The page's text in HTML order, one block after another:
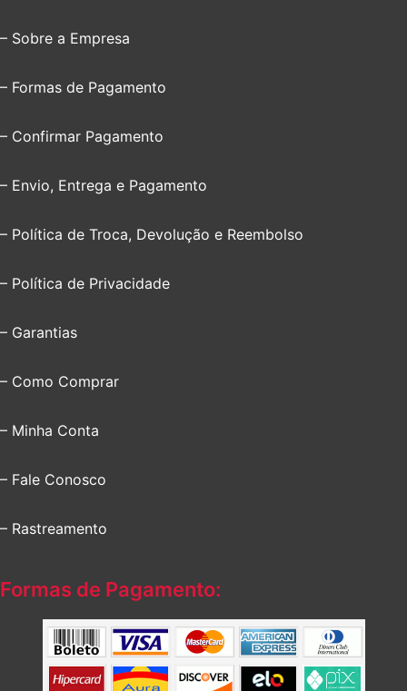
– Sobre a Empresa
– Formas de Pagamento
– Confirmar Pagamento
– Envio, Entrega e Pagamento
– Política de Troca, Devolução e Reembolso
– Política de Privacidade
– Garantias
– Como Comprar
– Minha Conta
– Fale Conosco
– Rastreamento
Formas de Pagamento: